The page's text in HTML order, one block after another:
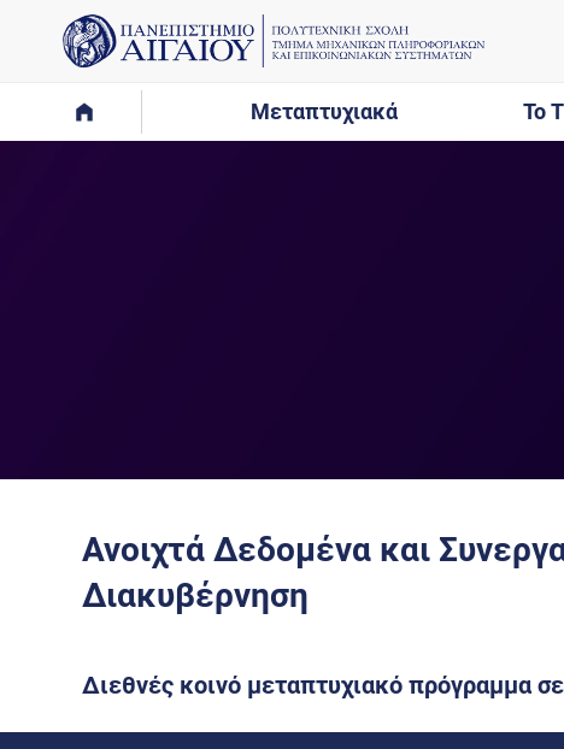
Μεταπτυχιακά Το
Ανοιχτά Δεδομένα και
Διακυβέρνηση
Διεθνές κοινό μεταπτυχιακό πρόγραμμα